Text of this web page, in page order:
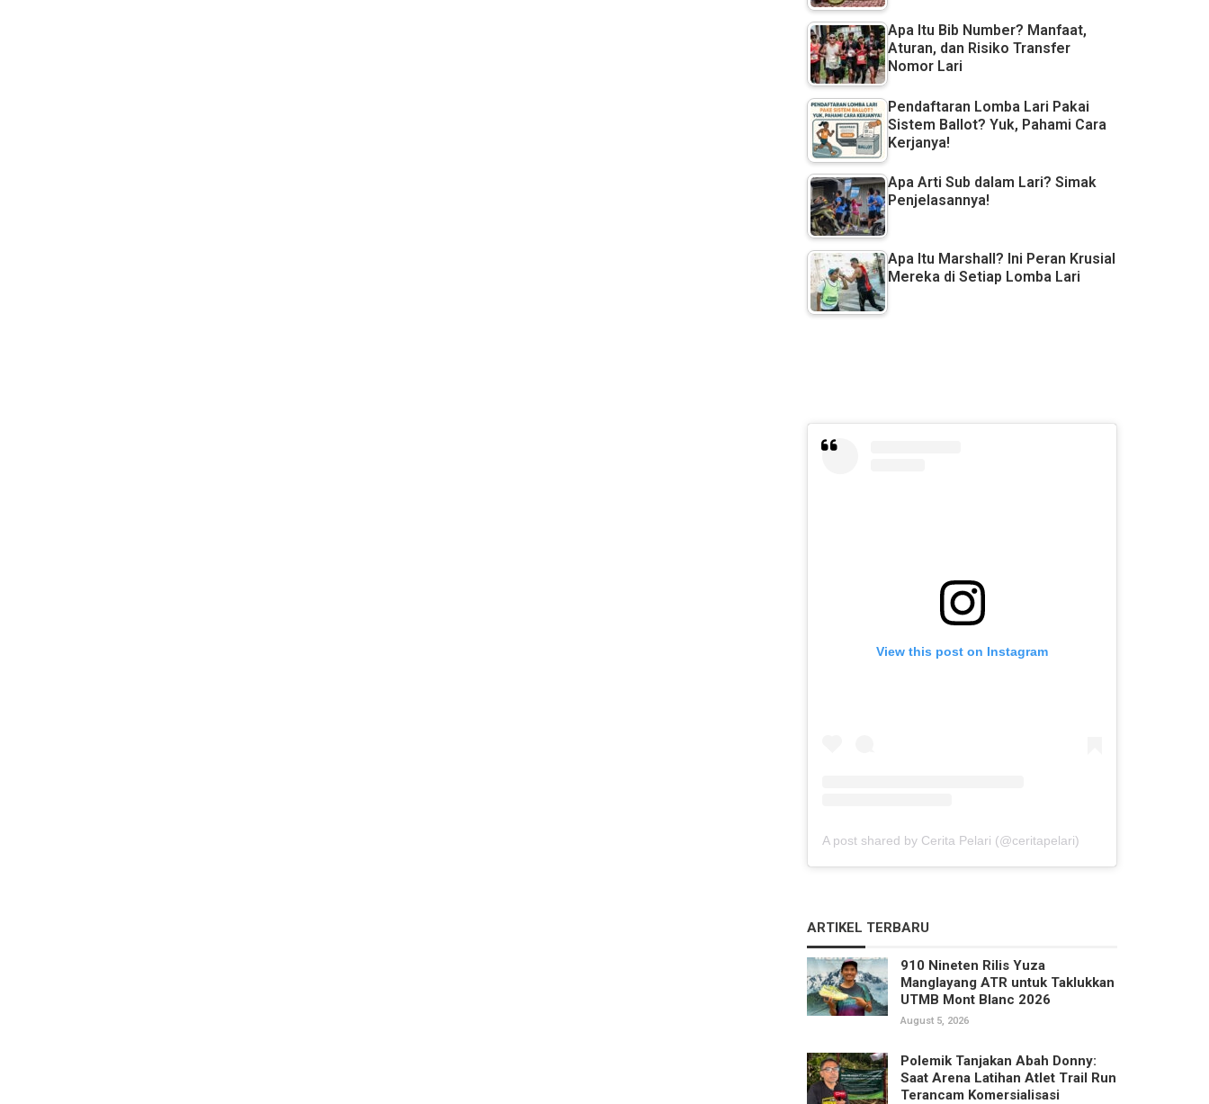
Apa Itu Bib Number? Manfaat,
Aturan, dan Risiko Transfer
Nomor Lari
Pendaftaran Lomba Lari Pakai
Sistem Ballot? Yuk, Pahami Cara
Kerjanya!
Apa Arti Sub dalam Lari? Simak
Penjelasannya!
Apa Itu Marshall? Ini Peran Krusial
Mereka di Setiap Lomba Lari
View this post on Instagram
A post shared by Cerita Pelari (@ceritapelari)
ARTIKEL TERBARU
910 Nineten Rilis Yuza
Manglayang ATR untuk Taklukkan
UTMB Mont Blanc 2026
August 5, 2026
Polemik Tanjakan Abah Donny:
Saat Arena Latihan Atlet Trail Run
Terancam Komersialisasi